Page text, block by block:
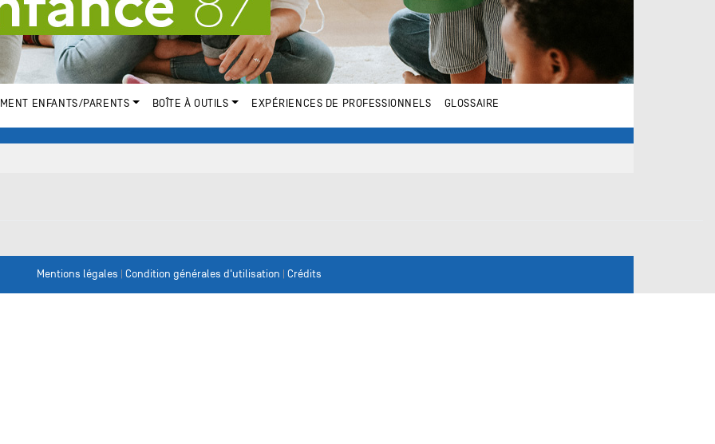
ENFANTS/PARENTS BOÎTE À OUTILS EXPÉRIENCES DE PROFESSIONNELS GLOSSAIRE
Mentions légales | Condition générales d'utilisation | Crédits